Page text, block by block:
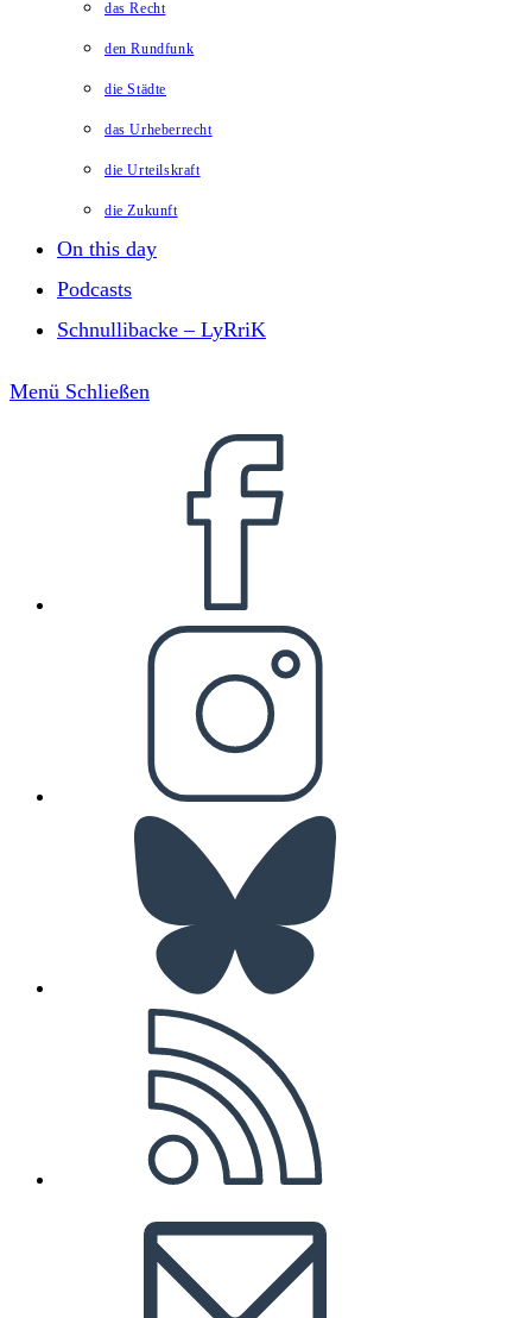
das Recht
den Rundfunk
die Städte
das Urheberrecht
die Urteilskraft
die Zukunft
On this day
Podcasts
Schnullibacke – LyRriK
Menü Schließen